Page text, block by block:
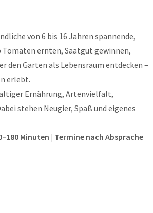
von 6 bis 16 Jahren spannende,
ernten, Saatgut gewinnen,
den Garten als Lebensraum entdecken –
erlebt.
Ernährung, Artenvielfalt,
stehen Neugier, Spaß und eigenes
Minuten | Termine nach Absprache